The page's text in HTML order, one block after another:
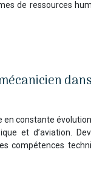
de ressources
en constante
et d’aviation.
compétences